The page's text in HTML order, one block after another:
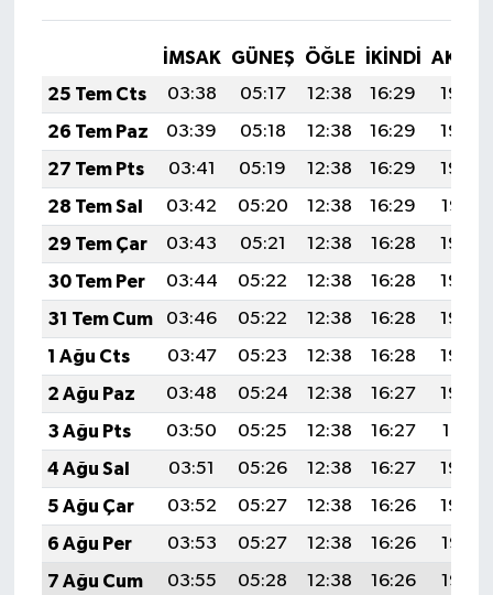
İMSAK GÜNEŞ ÖĞLE İKINDI
25 Tem Cts
03:38 05:17 12:38 16:29
19:50
26 Tem Paz
03:39 05:18 12:38 16:29
19:49
27 Tem Pts
03:41 05:19 12:38 16:29
19:48
28 Tem Sal
03:42 05:20 12:38 16:29
19:47
29 Tem Çar
03:43 05:21 12:38 16:28
19:46
30 Tem Per
03:44 05:22 12:38 16:28
19:45
31 Tem Cum
03:46 05:22 12:38 16:28
19:44
1 Ağu Cts
03:47 05:23 12:38 16:28
19:43
2 Ağu Paz
03:48 05:24 12:38 16:27
19:42
3 Ağu Pts
03:50 05:25 12:38 16:27
19:41
4 Ağu Sal
03:51 05:26 12:38 16:27
19:40
5 Ağu Çar
03:52 05:27 12:38 16:26
19:39
6 Ağu Per
03:53 05:27 12:38 16:26
19:38
7 Ağu Cum
03:55 05:28 12:38 16:26
19:37